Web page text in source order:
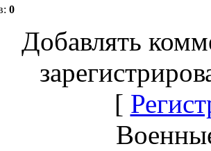
: 0
Добавлять
[